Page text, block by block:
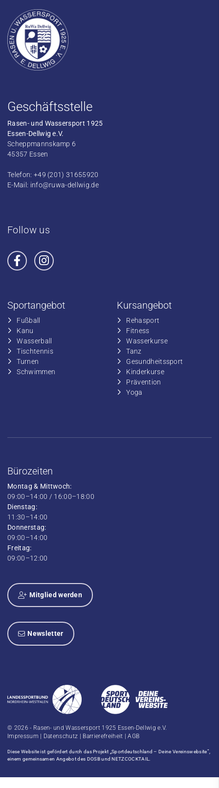
Geschäftsstelle
Rasen- und Wassersport 1925
Essen-Dellwig e.V.
Scheppmannskamp 6
45357 Essen
Telefon: +49 (201) 31655920
E-Mail: info@ruwa-dellwig.de
Follow us
Sportangebot
Fußball
​Kanu
​Wasserball
​Tischtennis
​​Turnen
​​Schwimmen
Kursangebot
​Rehasport
​​Fitness
​​Wasserkurse
​​Tanz
​Gesundheitssport
​Kinderkurse
Prävention
Yoga
Bürozeiten
Montag & Mittwoch:
09:00–14:00 / 16:00–18:00
Dienstag:
11:30–14:00
Donnerstag:
09:00–14:00
Freitag:
09:00–12:00
Mitglied werden
Newsletter
© 2026 - Rasen- und Wassersport 1925 Essen-Dellwig e.V.
Impressum
Datenschutz Barrierefreiheit |AGB
Diese Website ist gefördert durch das Projekt „Sportdeutschland – Deine Vereinswebsite”,
einem gemeinsamen Angebot des DOSB und NETZCOCKTAIL.